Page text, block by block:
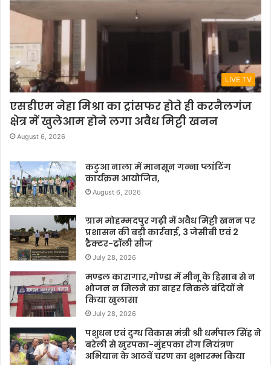
LIVE TV
एसडीएम नेहा मिश्रा का ट्रांसफर होते ही करनैलगंज
क्षेत्र में खुलेआम होने लगा अवैध मिट्टी खनन
August 6, 2026
कटुआ नाला में मानसून गन्ना प्लांटिंग
कार्यक्रम आयोजित,
August 6, 2026
ग्राम मोहम्मदपुर गढ़ी में अवैध मिट्टी खनन पर
प्रशासन की बड़ी कार्रवाई, 3 जेसीबी एवं 2
ट्रैक्टर-ट्रॉली सीज
July 28, 2026
मण्डल कारागार,गोण्डा में मीनू के हिसाब से न
भोजन न मिलने का बाहर निकले बंदियों ने
किया खुलासा
July 28, 2026
पशुधन एवं दुग्ध विकास मंत्री श्री धर्मपाल सिंह ने
बरेली से खुरपका-मुंहपका रोग नियंत्रण
अभियान के आठवें चरण का शुभारम्भ किया